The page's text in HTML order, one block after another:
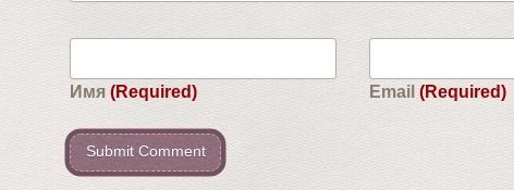
Имя(Required) Email (Required)